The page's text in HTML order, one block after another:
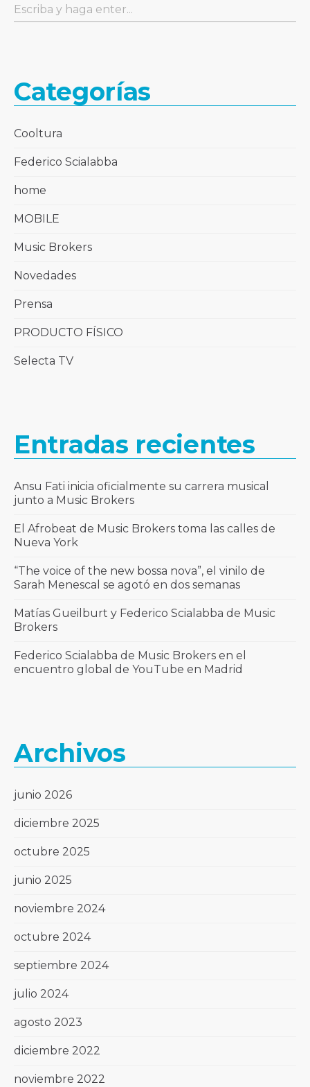
Categorías
Cooltura
Federico Scialabba
home
MOBILE
Music Brokers
Novedades
Prensa
PRODUCTO FÍSICO
Selecta TV
Entradas recientes
Ansu Fati inicia oficialmente su carrera musical
junto a Music Brokers
El Afrobeat de Music Brokers toma las calles de
Nueva York
“The voice of the new bossa nova”, el vinilo de
Sarah Menescal se agotó en dos semanas
Matías Gueilburt y Federico Scialabba de Music
Brokers
Federico Scialabba de Music Brokers en el
encuentro global de YouTube en Madrid
Archivos
junio 2026
diciembre 2025
octubre 2025
junio 2025
noviembre 2024
octubre 2024
septiembre 2024
julio 2024
agosto 2023
diciembre 2022
noviembre 2022